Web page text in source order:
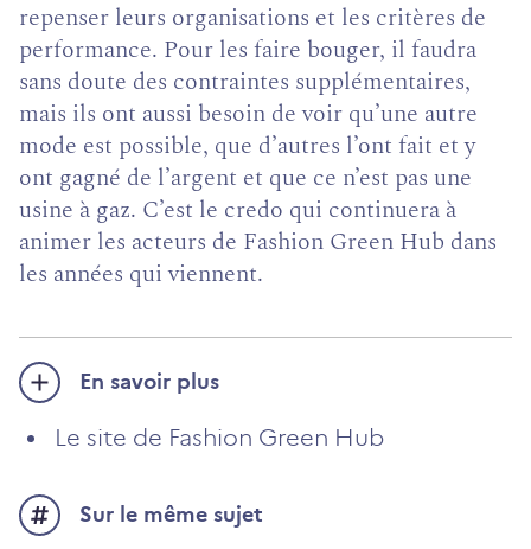
repenser leurs organi­sations et les critères de
performance. Pour les faire bouger, il faudra
sans doute des contraintes supplémen­taires,
mais ils ont aussi besoin de voir qu’une autre
mode est possible, que d’autres l’ont fait et y
ont gagné de l’argent et que ce n’est pas une
usine à gaz. C’est le credo qui continuera à
animer les acteurs de Fashion Green Hub dans
les années qui viennent.
En savoir plus
Le site de Fashion Green Hub
Sur le même sujet